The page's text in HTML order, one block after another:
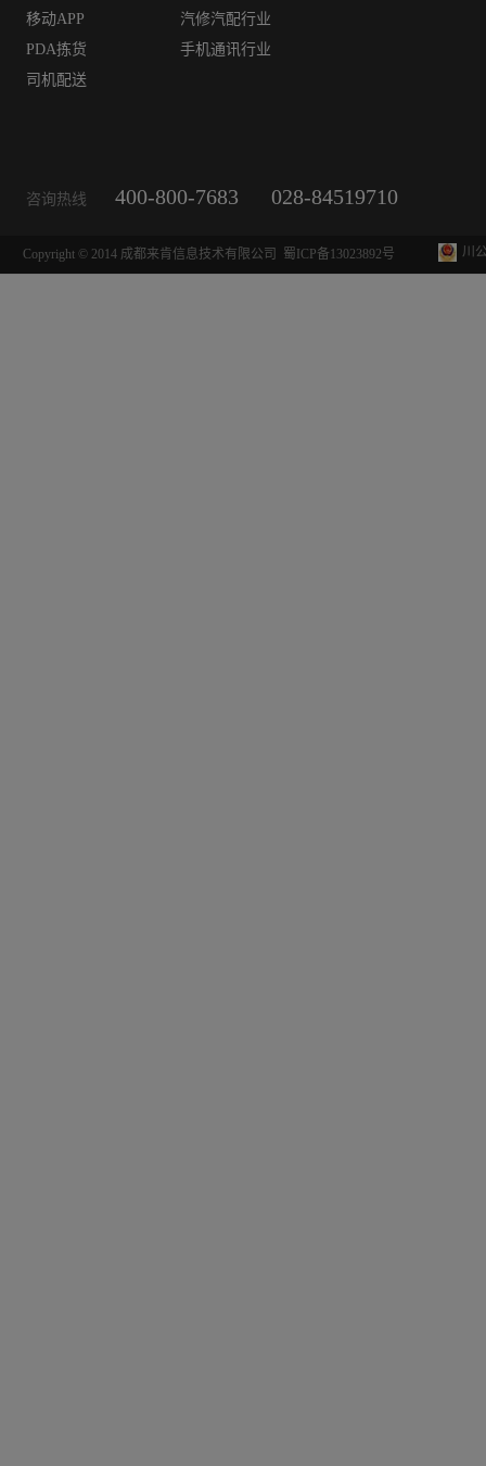
移动APP
PDA拣货
司机配送
汽修汽配行业
手机通讯行业
咨询热线 400-800-7683 028-84519710
Copyright © 2014 成都来肯信息技术有限公司 蜀ICP备13023892号 川